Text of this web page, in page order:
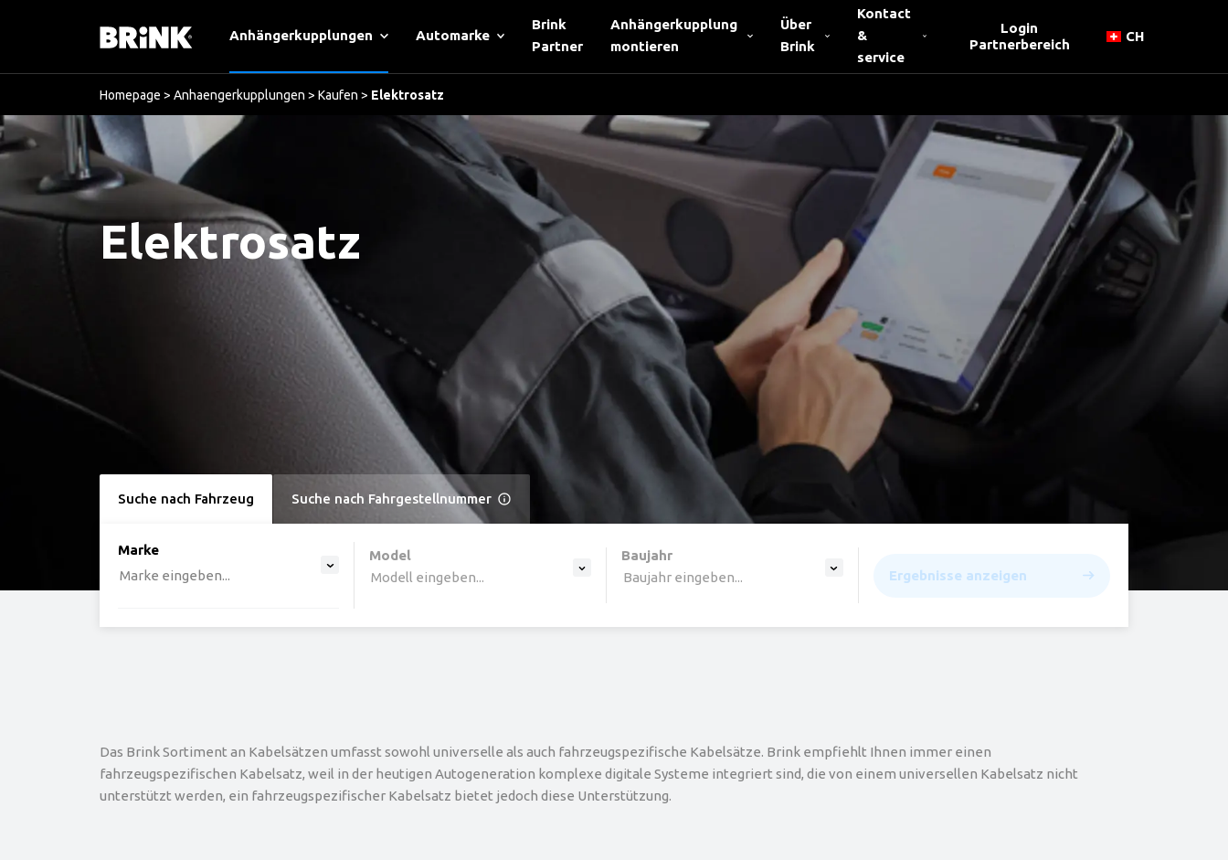
Anhängerkupplungen Automarke
Brink
Partner
Anhängerkupplung
montieren
Über
Brink
Kontact
&
service
Login
Partnerbereich
CH
Homepage > Anhaengerkupplungen > Kaufen > Elektrosatz
Elektrosatz
Suche nach Fahrzeug Suche nach Fahrgestellnummer
option , selected. Select is focused ,type to refine list, press Down to open the menu,
Marke
Marke eingeben...
Model
Modell eingeben...
Baujahr
Baujahr eingeben...
Ergebnisse anzeigen
Das Brink Sortiment an Kabelsätzen umfasst sowohl universelle als auch fahrzeugspezifische Kabelsätze. Brink empfiehlt Ihnen immer einen
fahrzeugspezifischen Kabelsatz, weil in der heutigen Autogeneration komplexe digitale Systeme integriert sind, die von einem universellen Kabelsatz nicht
unterstützt werden, ein fahrzeugspezifischer Kabelsatz bietet jedoch diese Unterstützung.